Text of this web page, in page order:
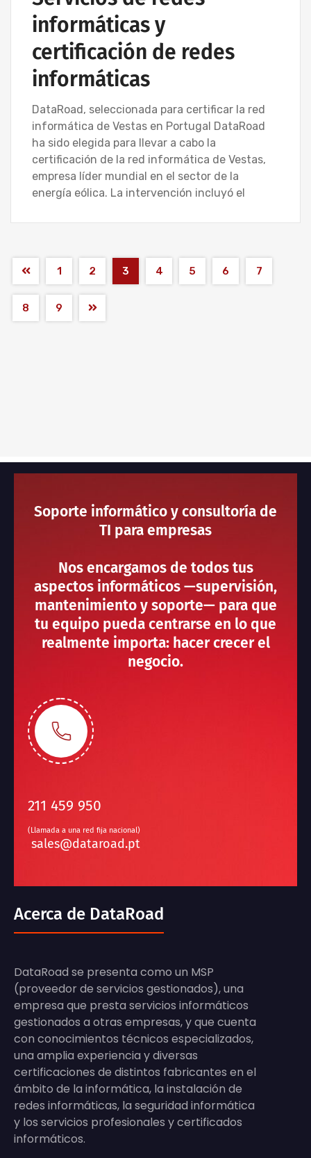
informáticas y
certificación de redes
informáticas
DataRoad, seleccionada para certificar la red
informática de Vestas en Portugal DataRoad
ha sido elegida para llevar a cabo la
certificación de la red informática de Vestas,
empresa líder mundial en el sector de la
energía eólica. La intervención incluyó el
1 2 3 4 5 6 7
8 9
Soporte informático y consultoría de
TI para empresas
Nos encargamos de todos tus
aspectos informáticos —supervisión,
mantenimiento y soporte— para que
tu equipo pueda centrarse en lo que
realmente importa: hacer crecer el
negocio.
211 459 950
(Llamada a una red fija nacional)
sales@dataroad.pt
Acerca de DataRoad
DataRoad se presenta como un MSP
(proveedor de servicios gestionados), una
empresa que presta servicios informáticos
gestionados a otras empresas, y que cuenta
con conocimientos técnicos especializados,
una amplia experiencia y diversas
certificaciones de distintos fabricantes en el
ámbito de la informática, la instalación de
redes informáticas, la seguridad informática
y los servicios profesionales y certificados
informáticos.